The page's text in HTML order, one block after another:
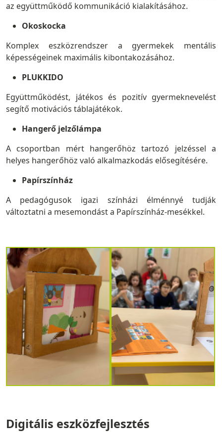
az együttműködő kommunikáció kialakításához.
Okoskocka
Komplex eszközrendszer a gyermekek mentális
képességeinek maximális kibontakozásához.
PLUKKIDO
Együttműködést, játékos és pozitív gyermeknevelést
segítő motivációs táblajátékok.
Hangerő jelzőlámpa
A csoportban mért hangerőhöz tartozó jelzéssel a
helyes hangerőhöz való alkalmazkodás elősegítésére.
Papírszínház
A pedagógusok igazi színházi élménnyé tudják
változtatni a mesemondást a Papírszínház-mesékkel.
Digitális eszközfejlesztés